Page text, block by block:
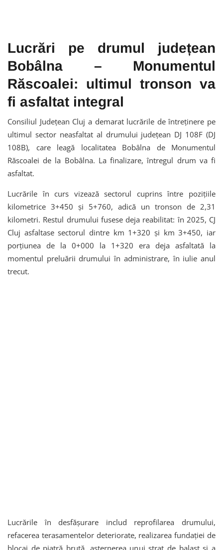
Lucrări pe drumul județean
Bobâlna – Monumentul
Răscoalei: ultimul tronson va
fi asfaltat integral
Consiliul Județean Cluj a demarat lucrările de întreținere pe
ultimul sector neasfaltat al drumului județean DJ 108F (DJ
108B), care leagă localitatea Bobâlna de Monumentul
Răscoalei de la Bobâlna. La finalizare, întregul drum va fi
asfaltat.
Lucrările în curs vizează sectorul cuprins între pozițiile
kilometrice 3+450 și 5+760, adică un tronson de 2,31
kilometri. Restul drumului fusese deja reabilitat: în 2025, CJ
Cluj asfaltase sectorul dintre km 1+320 și km 3+450, iar
porțiunea de la 0+000 la 1+320 era deja asfaltată la
momentul preluării drumului în administrare, în iulie anul
trecut.
Lucrările în desfășurare includ reprofilarea drumului,
refacerea terasamentelor deteriorate, realizarea fundației de
blocaj de piatră brută, așternerea unui strat de balast și a